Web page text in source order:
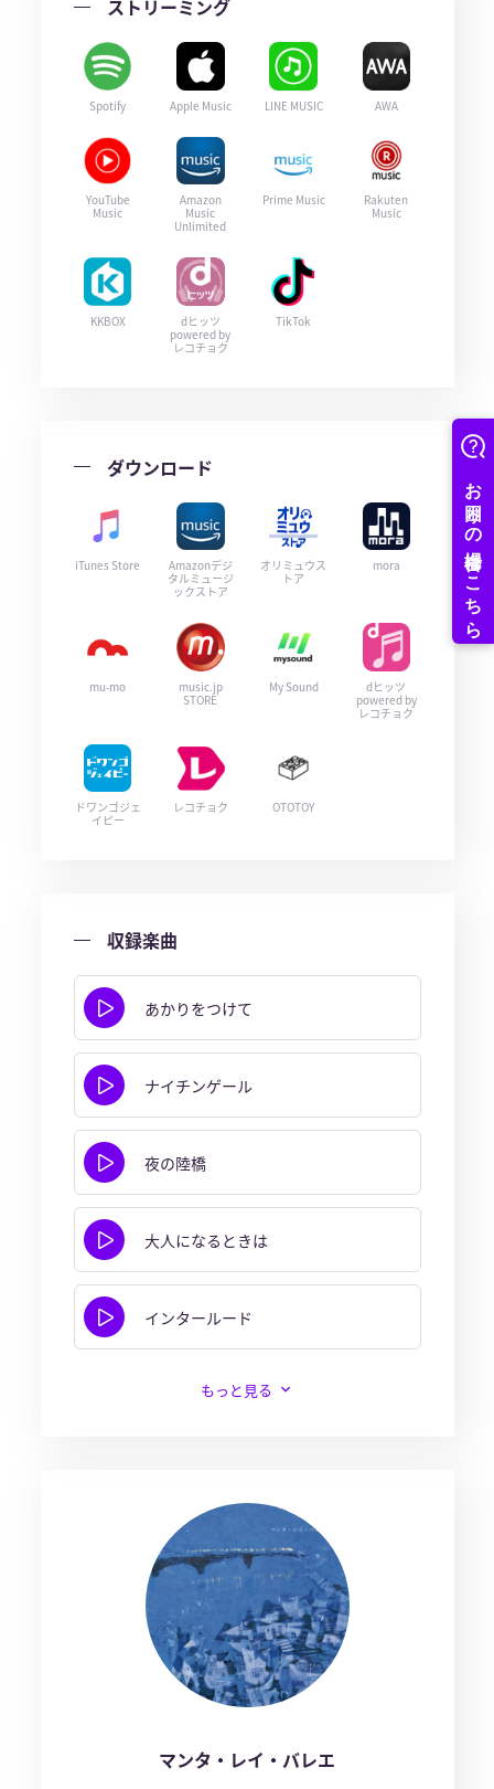
ストリーミング
Spotify Apple Music LINE MUSIC AWA
YouTube
Music
Amazon
Music
Unlimited
Prime Music
Rakuten
Music
KKBOX
dヒッツ
powered by
レコチョク
TikTok
ダウンロード
iTunes Store
Amazonデジ
タルミュージ
ックストア
オリミュウス
トア
mora
mu-mo
music.jp
STORE
My Sound
dヒッツ
powered by
レコチョク
ドワンゴジェ
イピー
レコチョク OTOTOY
収録楽曲
あかりをつけて
ナイチンゲール
夜の陸橋
大人になるときは
インタールード
もっと見る
マンタ・レイ・バレエ